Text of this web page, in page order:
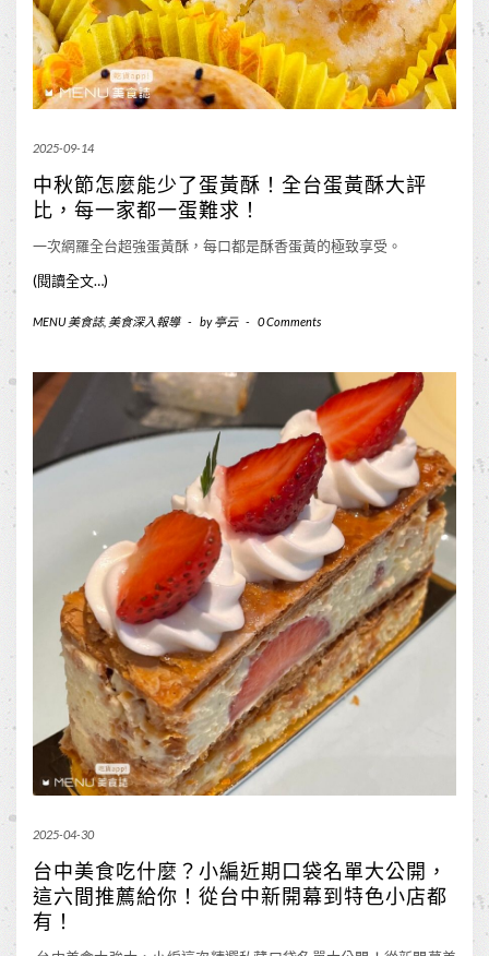
2025-09-14
中秋節怎麼能少了蛋黃酥！全台蛋黃酥大評
比，每一家都一蛋難求！
一次網羅全台超強蛋黃酥，每口都是酥香蛋黃的極致享受。
(閱讀全文…)
MENU 美食誌, 美食深入報導 - by亭云 - 0 Comments
2025-04-30
台中美食吃什麼？小編近期口袋名單大公開，
這六間推薦給你！從台中新開幕到特色小店都
有！